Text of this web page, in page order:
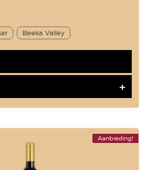
Beeka Valley
Aanbieding!